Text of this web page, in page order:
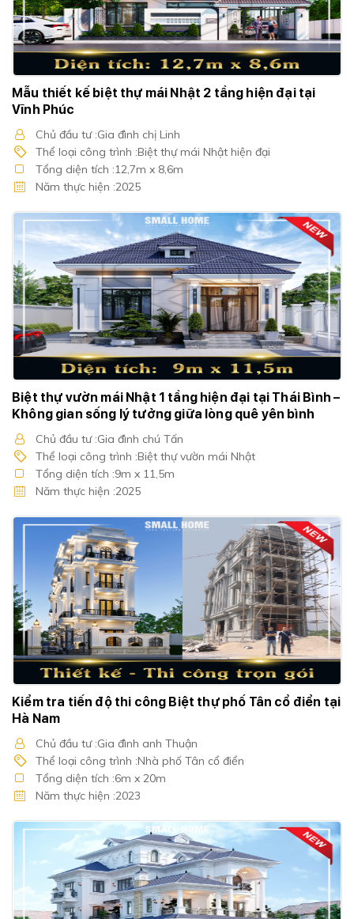
Mẫu thiết kế biệt thự mái Nhật 2 tầng hiện đại tại
Vĩnh Phúc
Chủ đầu tư :Gia đình chị Linh
Thể loại công trình :Biệt thự mái Nhật hiện đại
Tổng diện tích :12,7m x 8,6m
Năm thực hiện :2025
Biệt thự vườn mái Nhật 1 tầng hiện đại tại Thái Bình –
Không gian sống lý tưởng giữa lòng quê yên bình
Chủ đầu tư :Gia đình chú Tấn
Thể loại công trình :Biệt thự vườn mái Nhật
Tổng diện tích :9m x 11,5m
Năm thực hiện :2025
Kiểm tra tiến độ thi công Biệt thự phố Tân cổ điển tại
Hà Nam
Chủ đầu tư :Gia đình anh Thuận
Thể loại công trình :Nhà phố Tân cổ điển
Tổng diện tích :6m x 20m
Năm thực hiện :2023